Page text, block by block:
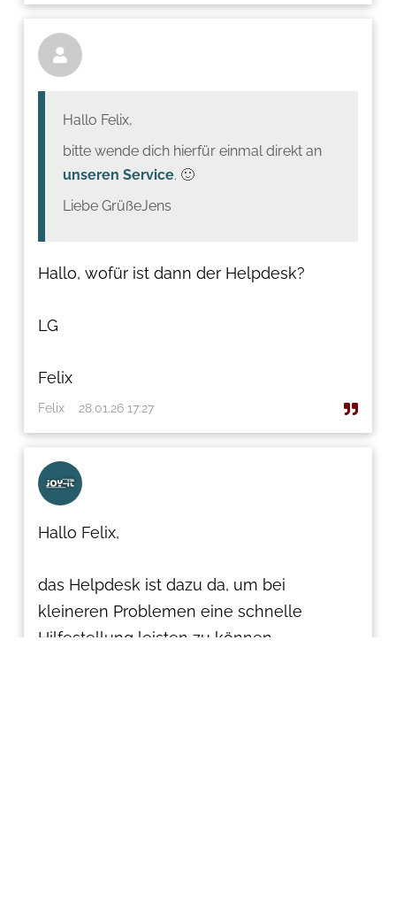

Hallo Felix,
bitte wende dich hierfür einmal direkt an
unseren Service. 🙂
Liebe GrüßeJens
Hallo, wofür ist dann der Helpdesk?
LG
Felix
Felix 28.01.26 17:27
Hallo Felix,
das Helpdesk ist dazu da, um bei
kleineren Problemen eine schnelle
Hilfestellung leisten zu können.